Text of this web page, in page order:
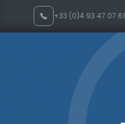
+33 (0)4 93 47 07 61